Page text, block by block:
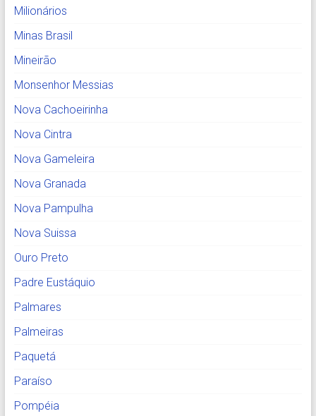
Milionários
Minas Brasil
Mineirão
Monsenhor Messias
Nova Cachoeirinha
Nova Cintra
Nova Gameleira
Nova Granada
Nova Pampulha
Nova Suissa
Ouro Preto
Padre Eustáquio
Palmares
Palmeiras
Paquetá
Paraíso
Pompéia